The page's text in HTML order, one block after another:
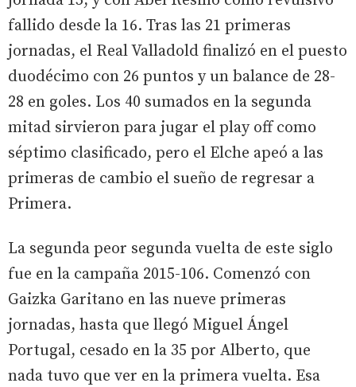
fallido desde la 16. Tras las 21 primeras
jornadas, el Real Valladold finalizó en el puesto
duodécimo con 26 puntos y un balance de 28-
28 en goles. Los 40 sumados en la segunda
mitad sirvieron para jugar el play off como
séptimo clasificado, pero el Elche apeó a las
primeras de cambio el sueño de regresar a
Primera.
La segunda peor segunda vuelta de este siglo
fue en la campaña 2015-106. Comenzó con
Gaizka Garitano en las nueve primeras
jornadas, hasta que llegó Miguel Ángel
Portugal, cesado en la 35 por Alberto, que
nada tuvo que ver en la primera vuelta. Esa